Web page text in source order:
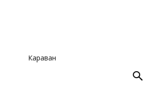
Караван